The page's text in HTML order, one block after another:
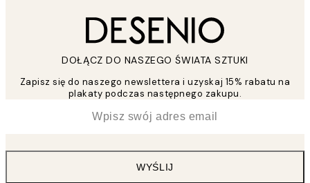
DOŁĄCZ DO NASZEGO ŚWIATA SZTUKI
Zapisz się do naszego newslettera i uzyskaj 15% rabatu na
plakaty podczas następnego zakupu.
WYŚLIJ